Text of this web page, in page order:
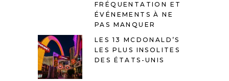
FRÉQUENTATION ET
ÉVÉNEMENTS À NE
PAS MANQUER
LES 13 MCDONALD’S
LES PLUS INSOLITES
DES ÉTATS-UNIS